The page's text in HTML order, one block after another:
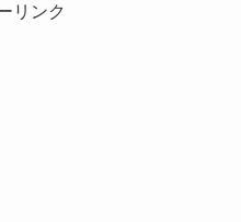
リンク